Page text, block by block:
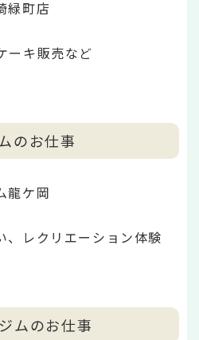
緑町店
ーキ販売など
のお仕事
龍ケ岡
、レクリエーション体験
ムのお仕事